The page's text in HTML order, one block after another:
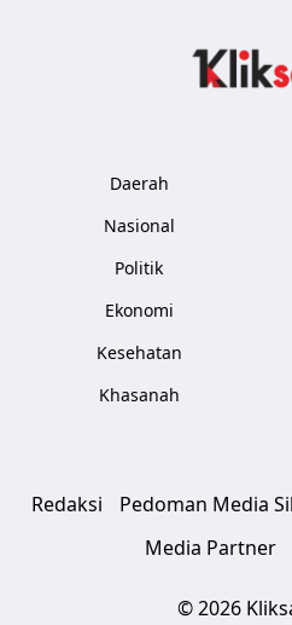
Daerah
Nasional
Politik
Ekonomi
Kesehatan
Khasanah
Redaksi Pedoman Media
Media Partner
© 2026